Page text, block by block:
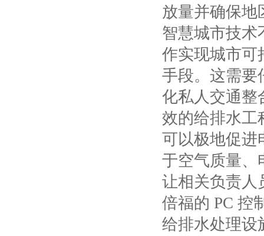
放量并确保地
智慧城市技术
作实现城市可
手段。这需要
化私人交通整
效的给排水工
可以极地促进
于空气质量、
让相关负责人
倍福的 PC 控
给排水处理设